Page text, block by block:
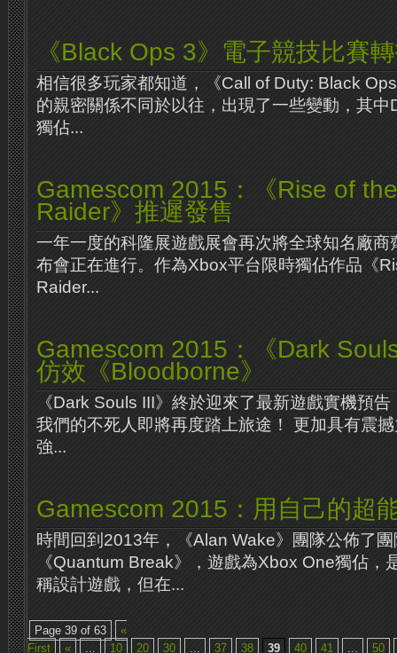
《Black Ops 3》電子競技比賽
相信很多玩家都知道，《Call of Duty: Black
的親密關係不同於以往，出現了一些變動，其
獨佔...
Gamescom 2015：《Rise of
Raider》推遲發售
一年一度的科隆展遊戲展會再次將全球知名廠商
布會正在進行。作為Xbox平台限時獨佔作品《
Raider...
Gamescom 2015：《Dark
仿效《Bloodborne》
《Dark Souls III》終於迎來了最新遊戲實機預
我們的不死人即將再度踏上旅途！ 更加具有震
強...
Gamescom 2015：用自己的超
時間回到2013年，《Alan Wake》團隊公佈了
《Quantum Break》，遊戲為Xbox One獨佔，
稱設計遊戲，但在...
Page 39 of 63
«
First
« ... 10 20 30 ... 37 38 39 40 41 ... 50